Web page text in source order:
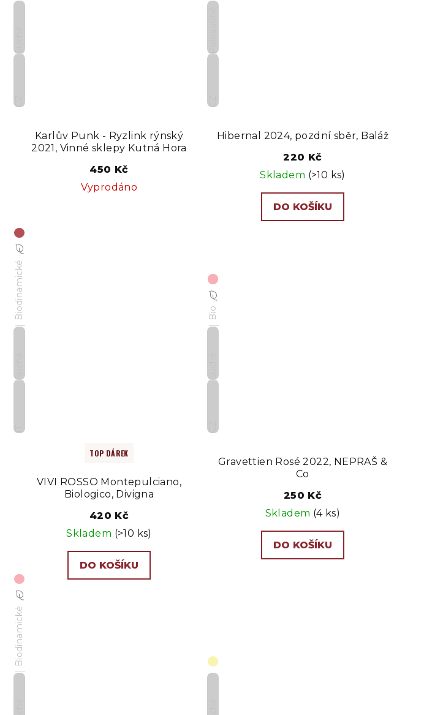
CZ
Karlův Punk - Ryzlink rýnský
2021, Vinné sklepy Kutná Hora
450 Kč
Vyprodáno
CZ
Hibernal 2024, pozdní sběr, Baláž
220 Kč
Skladem (>10 ks)
DO KOŠÍKU
Biodinamické
IT
TOP DÁREK
VIVI ROSSO Montepulciano,
Biologico, Divigna
420 Kč
Skladem (>10 ks)
DO KOŠÍKU
Bio
CZ
Gravettien Rosé 2022, NEPRAŠ &
Co
250 Kč
Skladem (4 ks)
DO KOŠÍKU
Biodinamické